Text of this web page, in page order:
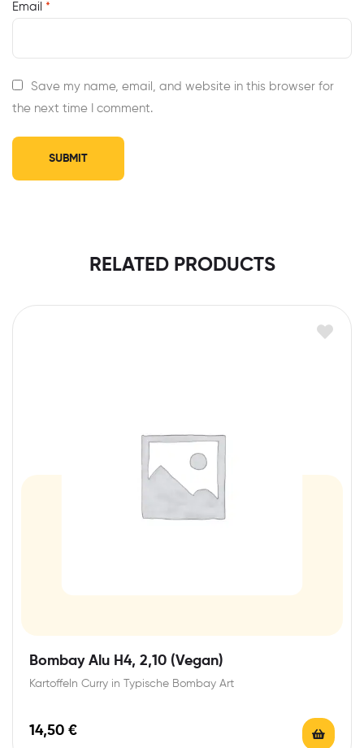
Email *
Save my name, email, and website in this browser for
the next time I comment.
RELATED PRODUCTS
Bombay Alu H4, 2,10 (Vegan)
Kartoffeln Curry in Typische Bombay Art
14,50 €